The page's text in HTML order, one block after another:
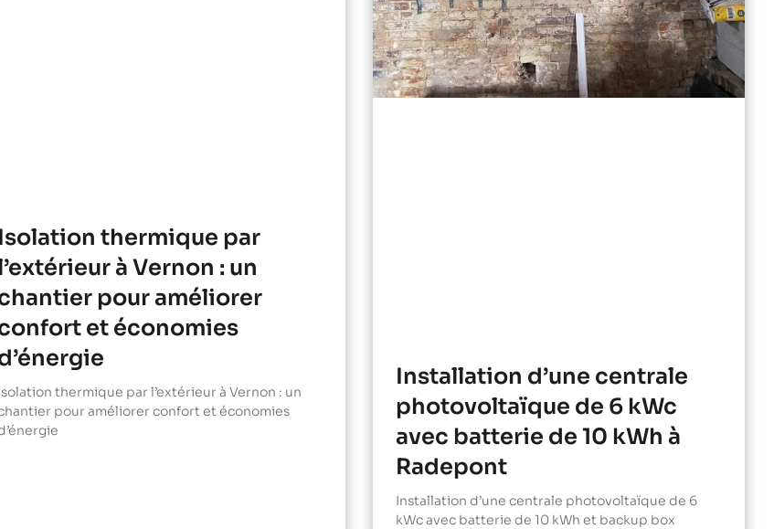
Isolation thermique par
à Vernon : un
pour améliorer
et économies
thermique par l’extérieur à Vernon : un
pour améliorer confort et économies
Installation d’une centrale
photovoltaïque de 6 kWc
avec batterie de 10 kWh à
Radepont
Installation d’une centrale photovoltaïque de 6
kWc avec batterie de 10 kWh et backup box